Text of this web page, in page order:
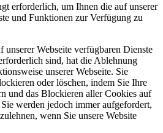
erforderlich, um Ihnen die auf unserer
und Funktionen zur Verfügung zu
unserer Webseite verfügbaren Dienste
sind, hat die Ablehnung
unserer Webseite. Sie
oder löschen, indem Sie Ihre
und das Blockieren aller Cookies auf
werden jedoch immer aufgefordert,
wenn Sie unsere Website